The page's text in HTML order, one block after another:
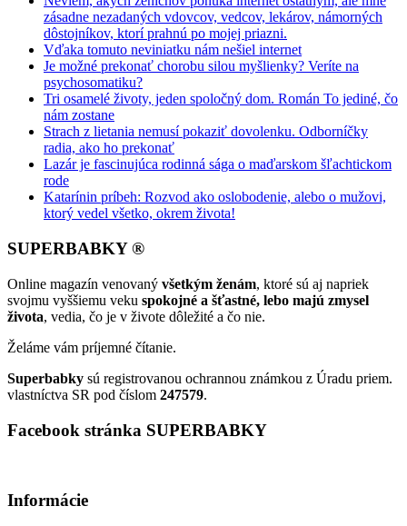
zásadne nezadaných vdovcov, vedcov, lekárov, námorných
dôstojníkov, ktorí prahnú po mojej priazni.
Vďaka tomuto neviniatku nám nešiel internet
Je možné prekonať chorobu silou myšlienky? Veríte na
psychosomatiku?
Tri osamelé životy, jeden spoločný dom. Román To jediné, čo
nám zostane
Strach z lietania nemusí pokaziť dovolenku. Odborníčky
radia, ako ho prekonať
Lazár je fascinujúca rodinná sága o maďarskom šľachtickom
rode
Katarínin príbeh: Rozvod ako oslobodenie, alebo o mužovi,
ktorý vedel všetko, okrem života!
SUPERBABKY ®
Online magazín venovaný všetkým ženám, ktoré sú aj napriek
svojmu vyššiemu veku spokojné a šťastné, lebo majú zmysel
života, vedia, čo je v živote dôležité a čo nie.
Želáme vám príjemné čítanie.
Superbabky sú registrovanou ochrannou známkou z Úradu priem.
vlastníctva SR pod číslom 247579.
Facebook stránka SUPERBABKY
Informácie